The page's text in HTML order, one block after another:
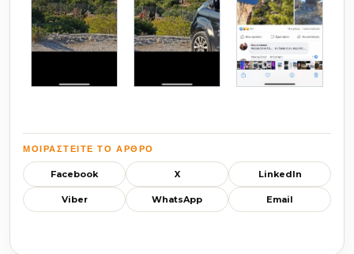
ΜΟΙΡΑΣΤΕΊΤΕ ΤΟ ΆΡΘΡΟ
Facebook X LinkedIn
Viber WhatsApp Email